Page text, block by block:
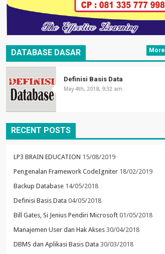
DATABASE DASAR More
Definisi Basis Data
May 4th, 2018, 9:32 am
RECENT POSTS
LP3 BRAIN EDUCATION 15/08/2019
Pengenalan Framework CodeIgniter 18/02/2019
Backup Database 14/05/2018
Definisi Basis Data 04/05/2018
Bill Gates, Si Jenius Pendiri Microsoft 01/05/2018
Manajemen User dan Hak Akses 30/04/2018
DBMS dan Aplikasi Basis Data 30/03/2018